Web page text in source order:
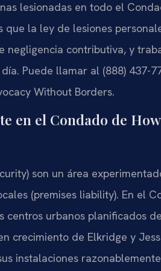
lesionadas en todo el
la ley de lesiones
contributiva, y
Puede llamar al (888) 437-
Without Borders.
en el Condado de
son un área
(premises liability). En el
centros urbanos planificados
crecimiento de Elkridge y
instalaciones